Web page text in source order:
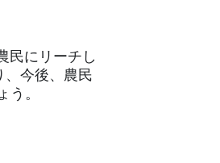
民にリーチし
、今後、農民
。